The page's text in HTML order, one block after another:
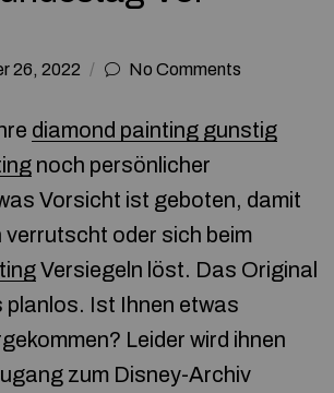
26, 2022 No Comments
diamond painting gunstig
noch persönlicher
Vorsicht ist geboten, damit
verrutscht oder sich beim
Versiegeln löst. Das Original
Ist Ihnen etwas
Leider wird ihnen
zum Disney-Archiv